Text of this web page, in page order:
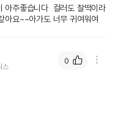
아주좋습니다  컬러도 찰떡이라
아요~~아가도 너무 귀여워여
스
0